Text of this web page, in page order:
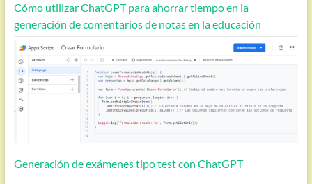
Cómo utilizar ChatGPT para ahorrar tiempo en la
generación de comentarios de notas en la educación
Generación de exámenes tipo test con ChatGPT